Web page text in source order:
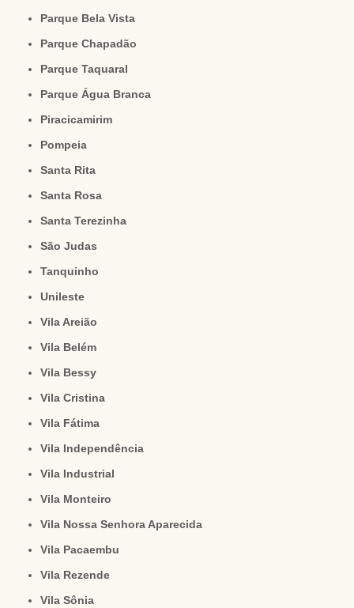
Parque Bela Vista
Parque Chapadão
Parque Taquaral
Parque Água Branca
Piracicamirim
Pompeia
Santa Rita
Santa Rosa
Santa Terezinha
São Judas
Tanquinho
Unileste
Vila Areião
Vila Belém
Vila Bessy
Vila Cristina
Vila Fátima
Vila Independência
Vila Industrial
Vila Monteiro
Vila Nossa Senhora Aparecida
Vila Pacaembu
Vila Rezende
Vila Sônia